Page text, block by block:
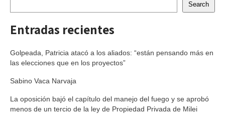
Search
Entradas recientes
Golpeada, Patricia atacó a los aliados: “están pensando más en
las elecciones que en los proyectos”
Sabino Vaca Narvaja
La oposición bajó el capítulo del manejo del fuego y se aprobó
menos de un tercio de la ley de Propiedad Privada de Milei